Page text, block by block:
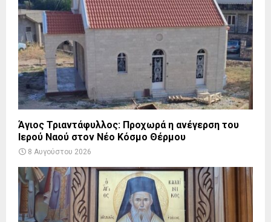
Άγιος Τριαντάφυλλος: Προχωρά η ανέγερση του
Ιερού Ναού στον Νέο Κόσμο Θέρμου
8 Αυγούστου 2026